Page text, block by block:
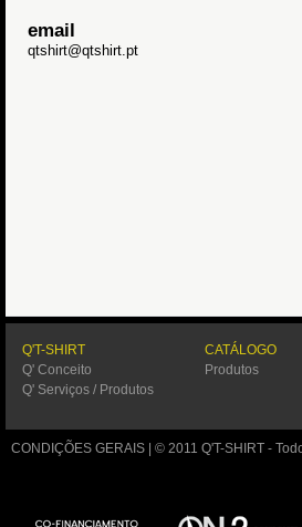
email
qtshirt@qtshirt.pt
Q'T-SHIRT
Q' Conceito
Q' Serviços / Produtos
CATÁLOGO
Produtos
CONDIÇÕES GERAIS | © 2011 Q'T-SHIRT -